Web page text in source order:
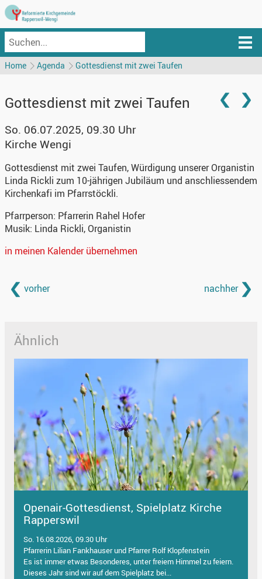
Home Agenda Gottesdienst mit zwei Taufen
Gottesdienst mit zwei Taufen
So. 06.07.2025, 09.30 Uhr
Kirche Wengi
Gottesdienst mit zwei Taufen, Würdigung unserer Organistin
Linda Rickli zum 10-jährigen Jubiläum und anschliessendem
Kirchenkafi im Pfarrstöckli.
Pfarrperson: Pfarrerin Rahel Hofer
Musik: Linda Rickli, Organistin
in meinen Kalender übernehmen
vorher nachher
Ähnlich
Openair-Gottesdienst, Spielplatz Kirche
Rapperswil
So. 16.08.2026, 09.30 Uhr
Pfarrerin Lilian Fankhauser und Pfarrer Rolf Klopfenstein
Es ist immer etwas Besonderes, unter freiem Himmel zu feiern.
Dieses Jahr sind wir auf dem Spielplatz bei...